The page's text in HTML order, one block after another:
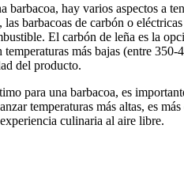
hay varios aspectos a
barbacoas de carbón o
El carbón de leña es la
más bajas (entre
del producto.
para una barbacoa, es
temperaturas más altas, es
culinaria al aire libre.